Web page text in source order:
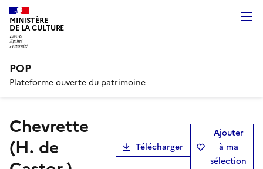
MINISTÈRE
DE LA CULTURE
POP
Plateforme ouverte du patrimoine
chevrette
(H. de
Télécharger
Ajouter
à ma
sélection